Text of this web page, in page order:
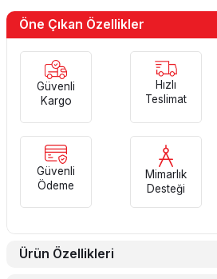
Öne Çıkan Özellikler
Güvenli
Kargo
Hızlı
Teslimat
Güvenli
Ödeme
Mimarlık
Desteği
Ürün Özellikleri